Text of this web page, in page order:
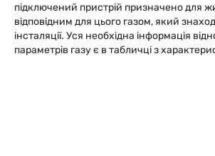
підключений пристрій призначено для
відповідним для цього газом, який
інсталяції. Уся необхідна інформація
параметрів газу є в табличці з